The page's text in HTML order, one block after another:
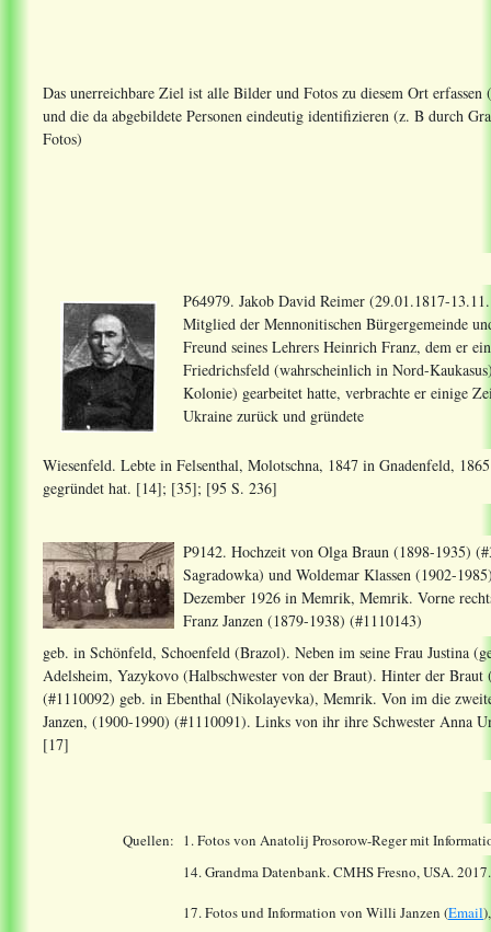
Das unerreichbare Ziel ist alle Bilder und Fotos zu diesem Ort
und die da abgebildete Personen eindeutig identifizieren (z. B durch
Fotos)
P64979. Jakob David Reimer (29.01.1817-
Mitglied der Mennonitischen Bürgergemeinde
Freund seines Lehrers Heinrich Franz, dem er
Friedrichsfeld (wahrscheinlich in Nord-
Kolonie) gearbeitet hatte, verbrachte er einige
Ukraine zurück und gründete
Wiesenfeld. Lebte in Felsenthal, Molotschna, 1847 in Gnadenfeld,
gegründet hat. [14]; [35]; [95 S. 236]
P9142. Hochzeit von Olga Braun (1898-1935)
Sagradowka) und Woldemar Klassen (1902-
Dezember 1926 in Memrik, Memrik. Vorne
Franz Janzen (1879-1938) (#1110143)
geb. in Schönfeld, Schoenfeld (Brazol). Neben im seine Frau Justina
Adelsheim, Yazykovo (Halbschwester von der Braut). Hinter der
(#1110092) geb. in Ebenthal (Nikolayevka), Memrik. Von im die
Janzen, (1900-1990) (#1110091). Links von ihr ihre Schwester Anna
[17]
Quellen: 1. Fotos von Anatolij Prosorow-Reger mit
14.Grandma Datenbank. CMHS Fresno, USA.
17. Fotos und Information von Willi Janzen (Email